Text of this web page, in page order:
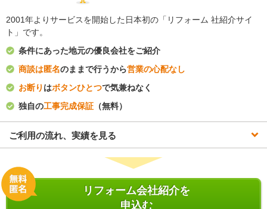
2001年よりサービスを開始した日本初の「リフォーム 社紹介サイ
ト」です。
条件にあった地元の優良会社をご紹介
商談は匿名のままで行うから営業の心配なし
お断り はボタンひとつで気兼ねなく
独自の工事完成保証 （無料）
ご利用の流れ、実績を見る
リフォーム会社紹介を
申込む